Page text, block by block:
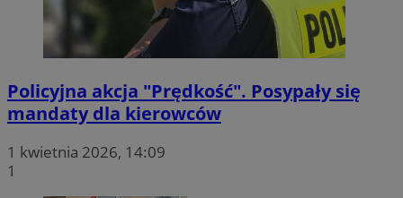
Policyjna akcja "Prędkość". Posypały się
mandaty dla kierowców
1 kwietnia 2026, 14:09
1